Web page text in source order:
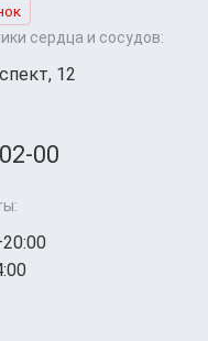
сердца и сосудов:
12
00